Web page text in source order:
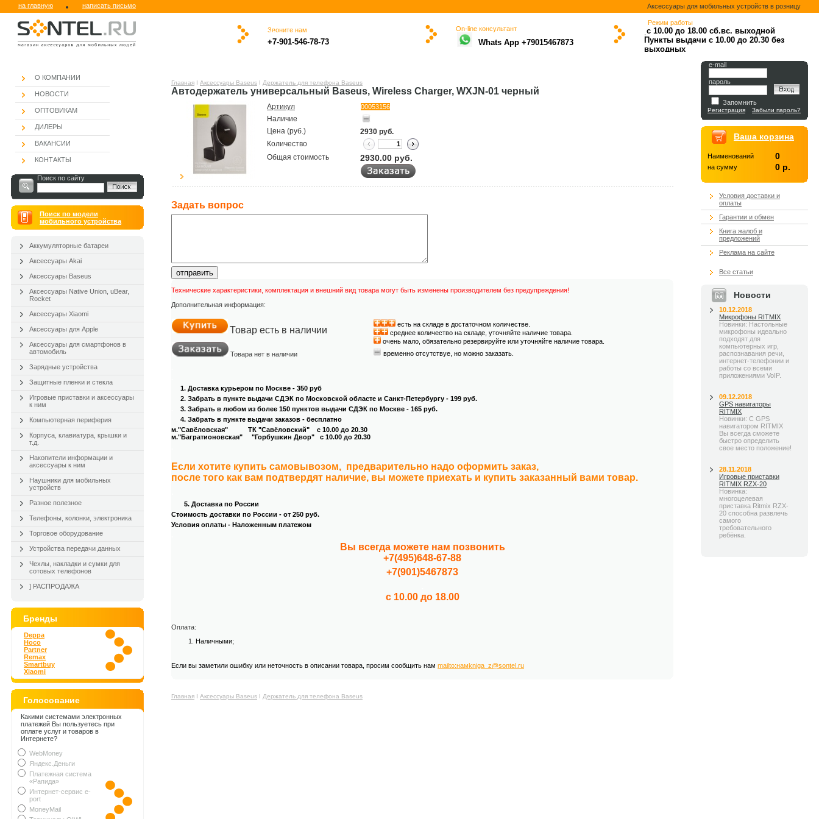
Аксессуары для мобильных устройств в розницу
на главную написать письмо
Звоните нам
..ю
..
.+7-901-546-78-73
.
On-line консультант
Whats App +79015467873
Режим работы
с 10.00 до 18.00 сб.вс. выходной
....Пункты выдачи с 10.00 до 20.30 без
выходных
.
О КОМПАНИИ
НОВОСТИ
ОПТОВИКАМ
ДИЛЕРЫ
ВАКАНСИИ
КОНТАКТЫ
Поиск по сайту
Поиск по модели
мобильного устройства
Аккумуляторные батареи
Аксессуары Akai
Аксессуары Baseus
Аксессуары Native Union, uBear,
Rocket
Аксессуары Xiaomi
Аксессуары для Apple
Аксессуары для смартфонов в
автомобиль
Зарядные устройства
Защитные пленки и стекла
Игровые приставки и аксессуары
к ним
Компьютерная периферия
Корпуса, клавиатура, крышки и
т.д.
Накопители информации и
аксессуары к ним
Наушники для мобильных
устройств
Разное полезное
Телефоны, колонки, электроника
Торговое оборудование
Устройства передачи данных
Чехлы, накладки и сумки для
сотовых телефонов
] РАСПРОДАЖА
Бренды
Deppa
Hoco
Partner
Remax
Smartbuy
Xiaomi
Голосование
Какими системами электронных
платежей Вы пользуетесь при
оплате услуг и товаров в
Интернете?
WebMoney
Яндекс.Деньги
Платежная система
«Рапида»
Интернет-сервис e-
port
MoneyMail
Главная Ι Аксессуары Baseus Ι Держатель для телефона Baseus
Автодержатель универсальный Baseus, Wireless Charger, WXJN-01 черный
Артикул 00053156
Наличие
Цена (руб.)
2930 руб.
Количество
Общая стоимость
2930.00 руб.
Задать вопроc
отправить
Технические характеристики, комплектация и внешний вид товара могут быть изменены производителем без предупреждения!
Дополнительная информация:
Товар есть в наличии
есть на складе в достаточном количестве.
среднее количество на складе, уточняйте наличие товара.
очень мало, обязательно резервируйте или уточняйте наличие товара.
временно отсутствуе, но можно заказать.
Товара нет в наличии
1. Доставка курьером по Москве - 350 руб
2. Забрать в пункте выдачи СДЭК по Московской областе и Санкт-Петербургу - 199 руб.
3. Забрать в любом из более 150 пунктов выдачи СДЭК по Москве - 165 руб.
4. Забрать в пункте выдачи заказов - бесплатно
м."Савёловская" ТК "Савёловский" с 10.00 до 20.30
м."Багратионовская" "Горбушкин Двор" с 10.00 до 20.30
Если хотите купить самовывозом, предварительно надо оформить заказ,
после того как вам подтвердят наличие, вы можете приехать и купить заказанный вами товар.
5. Доставка по России
Стоимость доставки по России - от 250 руб.
Условия оплаты - Наложенным платежом
Вы всегда можете нам позвонить
+7(495)648-67-88
+7(901)5467873
с 10.00 до 18.00
Оплата:
Наличными;
Если вы заметили ошибку или неточность в описании товара, просим сообщить нам mailto:намkniga_z@sontel.ru
Главная Ι Аксессуары Baseus Ι Держатель для телефона Baseus
e-mail
пароль
Запомнить
Регистрация Забыли пароль?
Ваша корзина
Наименований 0
на сумму 0 р.
Условия доставки и
оплаты
Гарантии и обмен
Книга жалоб и
предложений
Реклама на сайте
Все статьи
Новости
10.12.2018
Микрофоны RITMIX
Новинки: Настольные
микрофоны идеально
подходят для
компьютерных игр,
распознавания речи,
интернет-телефонии и
работы со всеми
приложениями VoIP.
09.12.2018
GPS навигаторы
RITMIX
Новинки: С GPS
навигатором RITMIX
Вы всегда сможете
быстро определить
свое место положение!
28.11.2018
Игровые приставки
RITMIX RZX-20
Новинка:
многоцелевая
приставка Ritmix RZX-
20 способна развлечь
самого
требовательного
ребёнка.